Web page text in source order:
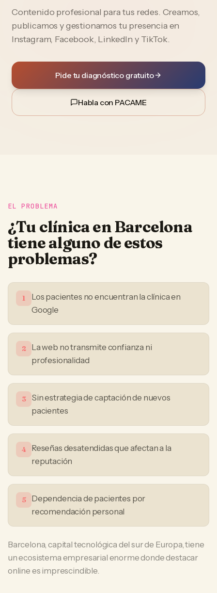
Contenido profesional para tus redes. Creamos,
publicamos y gestionamos tu presencia en
Instagram, Facebook, LinkedIn y TikTok.
Pide tu diagnóstico gratuito
Habla con PACAME
EL PROBLEMA
¿Tu clínicaenBarcelona
tiene alguno de estos
problemas?
1
Los pacientes no encuentran la clínica en
Google
2
La web no transmite confianza ni
profesionalidad
3
Sin estrategia de captación de nuevos
pacientes
4
Reseñas desatendidas que afectan a la
reputación
5
Dependencia de pacientes por
recomendación personal
Barcelona, capital tecnológica del sur de Europa, tiene
un ecosistema empresarial enorme donde destacar
online es imprescindible.